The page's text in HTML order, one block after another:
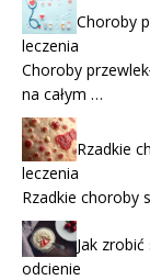
Choroby
leczenia
Choroby
na całym …
Rzadkie
leczenia
Rzadkie choroby
Jak
odcienie